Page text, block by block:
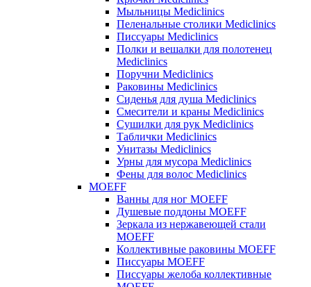
Мыльницы Mediclinics
Пеленальные столики Mediclinics
Писсуары Mediclinics
Полки и вешалки для полотенец
Mediclinics
Поручни Mediclinics
Раковины Mediclinics
Сиденья для душа Mediclinics
Смесители и краны Mediclinics
Сушилки для рук Mediclinics
Таблички Mediclinics
Унитазы Mediclinics
Урны для мусора Mediclinics
Фены для волос Mediclinics
MOEFF
Ванны для ног MOEFF
Душевые поддоны MOEFF
Зеркала из нержавеющей стали
MOEFF
Коллективные раковины MOEFF
Писсуары MOEFF
Писсуары желоба коллективные